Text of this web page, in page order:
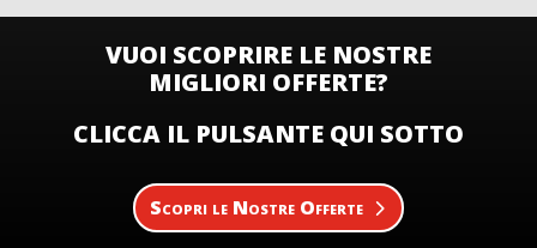
VUOI SCOPRIRE LE NOSTRE
MIGLIORI OFFERTE?
CLICCA IL PULSANTE QUI SOTTO
Scopri le Nostre Offerte